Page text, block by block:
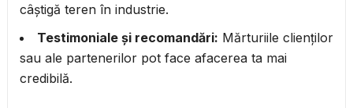
câștigă teren în industrie.
Testimoniale și recomandări: Mărturiile clienților
sau ale partenerilor pot face afacerea ta mai
credibilă.